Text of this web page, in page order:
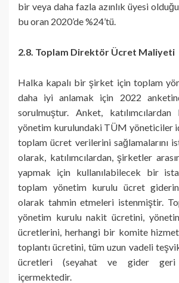
bir veya daha fazla azınlık üyesi
bu oran 2020’de %24’tü.
2.8. Toplam Direktör Ücret Maliyeti
Halka kapalı bir şirket için toplam
daha iyi anlamak için 2022
sorulmuştur. Anket,
yönetim kurulundaki TÜM yöneticiler
toplam ücret verilerini sağlamalarını
olarak, katılımcılardan, şirketler
yapmak için kullanılabilecek bir
toplam yönetim kurulu ücret
olarak tahmin etmeleri istenmiştir.
yönetim kurulu nakit ücretini,
ücretlerini, herhangi bir komite
toplantı ücretini, tüm uzun vadeli
ücretleri (seyahat ve gider
içermektedir.